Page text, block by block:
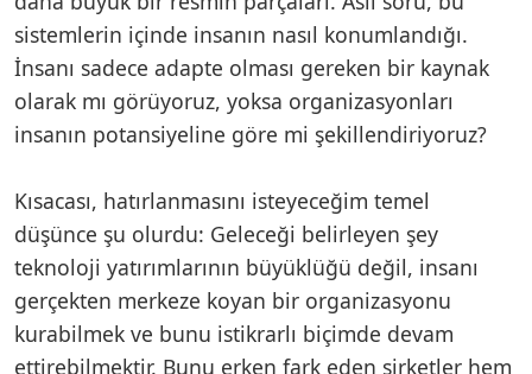
sistemlerin içinde insanın nasıl konumlandığı.
İnsanı sadece adapte olması gereken bir kaynak
olarak mı görüyoruz, yoksa organizasyonları
insanın potansiyeline göre mi şekillendiriyoruz?
Kısacası, hatırlanmasını isteyeceğim temel
düşünce şu olurdu: Geleceği belirleyen şey
teknoloji yatırımlarının büyüklüğü değil, insanı
gerçekten merkeze koyan bir organizasyonu
kurabilmek ve bunu istikrarlı biçimde devam
ettirebilmektir. Bunu erken fark eden şirketler hem